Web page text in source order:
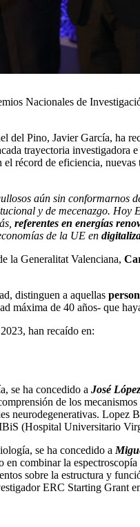
Nacionales de
del Pino, Javier García, ha
trayectoria investigadora
récord de eficiencia,
aún sin conformarnos
y de mecenazgo.
referentes en energías
de la UE en
la Generalitat Valenciana,
distinguen a aquellas
máxima de 40 años- que
han recaído en:
se ha concedido a José
de los
neurodegenerativas.
(Hospital Universitario
se ha concedido a
combinar la
sobre la estructura y
ERC Starting Grant